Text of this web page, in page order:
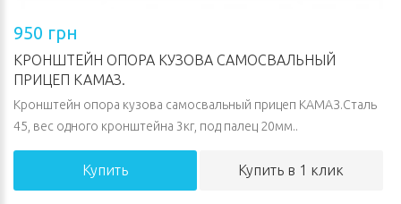
950 грн
КРОНШТЕЙН ОПОРА КУЗОВА САМОСВАЛЬНЫЙ
ПРИЦЕП КАМАЗ.
Кронштейн опора кузова самосвальный прицеп КАМАЗ.Сталь
45, вес одного кронштейна 3кг, под палец 20мм..
Купить Купить в 1 клик